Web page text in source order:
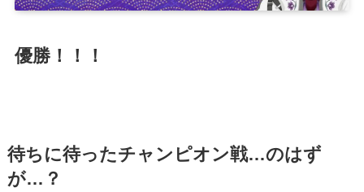
優勝！！！
待ちに待ったチャンピオン戦…のはず
が…？